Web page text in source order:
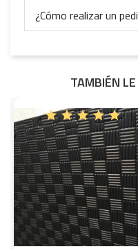
¿Cómo realizar un
TAMBIÉN
